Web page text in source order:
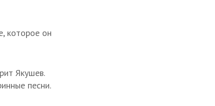
которое он
Якушев.
песни.